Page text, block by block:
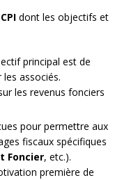
dont les objectifs et
principal est de
associés.
les revenus fonciers
pour permettre aux
fiscaux spécifiques
Foncier, etc.).
première de